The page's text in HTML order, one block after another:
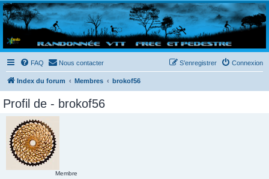
Randovttfree.fr
Bienvenue sur le site des randos vtt et pédestre de Bretagne . Bonne navigation sur le site
et bonnes randos dans l'Ouest !
FAQ Nous contacter Connexion
S’enregistrer
Index du forum Membres brokof56
Profil de - brokof56
Membre